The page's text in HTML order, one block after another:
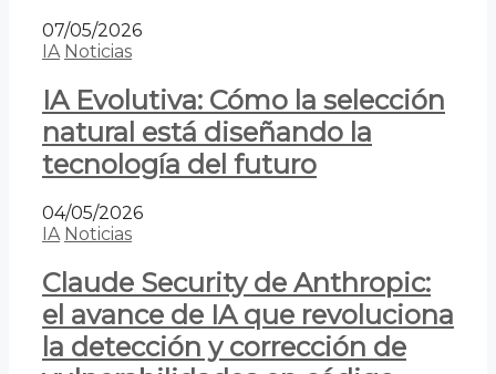
07/05/2026
IA Noticias
IA Evolutiva: Cómo la selección
natural está diseñando la
tecnología del futuro
04/05/2026
IA Noticias
Claude Security de Anthropic:
el avance de IA que revoluciona
la detección y corrección de